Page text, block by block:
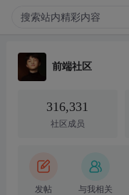
前端社区
316,331
社区成员
发帖 与我相关